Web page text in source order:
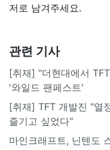
저로 남겨주세요.
관련 기사
[취재] "더현대에서
'와일드 팬페스트'
[취재] TFT 개발진 "열
즐기고 싶었다"
마인크래프트, 닌텐도